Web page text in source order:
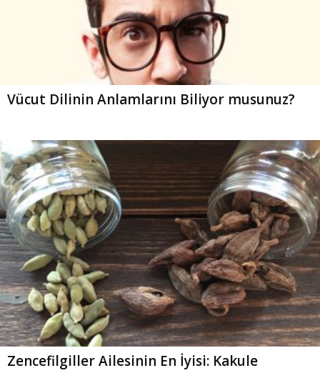
Vücut Dilinin Anlamlarını Biliyor musunuz?
Zencefilgiller Ailesinin En İyisi: Kakule